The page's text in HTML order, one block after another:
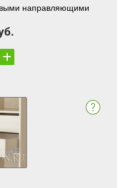
направляющими